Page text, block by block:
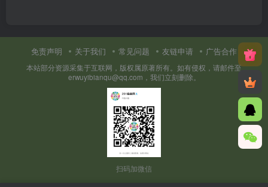
免责声明 关于我们 常见问题 友链申请 广告合作
本站部分资源采集于互联网，版权属原著所有。如有侵权，请邮件至
erwuyibianqu@qq.com，我们立刻删除。
扫码加微信